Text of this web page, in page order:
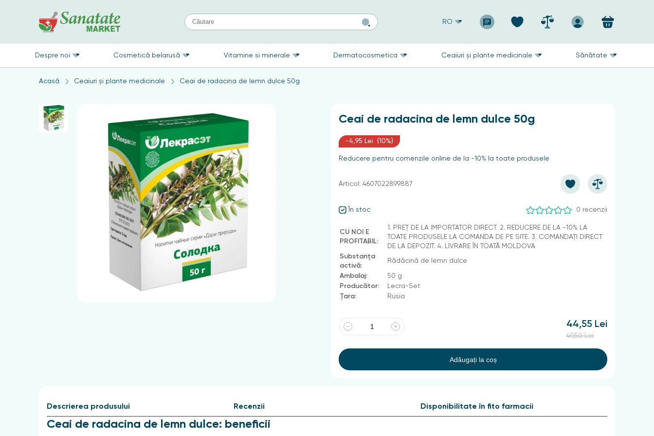
RO
Despre noi Cosmetică belarusă Vitamine si minerale Dermatocosmetica Ceaiuri și plante medicinale Sănătate
Acasă Ceaiuri și plante medicinale Ceai de radacina de lemn dulce 50g
Ceai de radacina de lemn dulce 50g
-4,95 Lei (10%)
Reducere pentru comenzile online de la -10% la toate produsele
În stoc 0 recenzii
CU NOI E
PROFITABIL:
1. PREȚ DE LA IMPORTATOR DIRECT. 2. REDUCERE DE LA -10% LA
TOATE PRODUSELE LA COMANDA DE PE SITE. 3. COMANDAȚI DIRECT
DE LA DEPOZIT. 4. LIVRARE ÎN TOATĂ MOLDOVA
Substanța
activă:
Rădăcină de lemn dulce
Ambalaj:
50 g
Producător:
Lecra-Set
Țara:
Rusia
44,55 Lei
49,50 Lei
Adăugați la coș
Articol: 4607022899887
Descrierea produsului
Ceai de radacina de lemn dulce: beneficii
Recenzii Disponibilitate în fito farmacii